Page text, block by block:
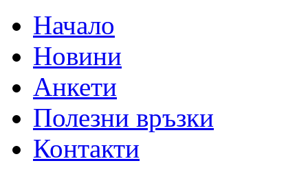
Начало
Новини
Анкети
Полезни връзки
Контакти